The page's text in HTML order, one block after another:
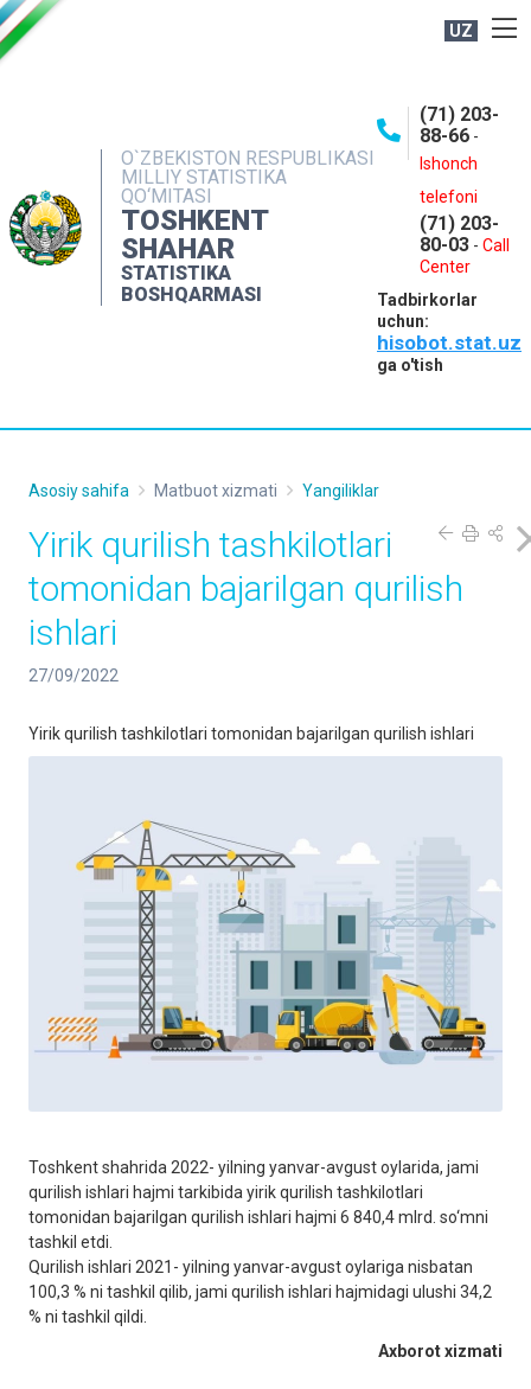
UZ
O`ZBEKISTON RESPUBLIKASI
MILLIY STATISTIKA
QO‘MITASI
TOSHKENT
SHAHAR
STATISTIKA
BOSHQARMASI
(71) 203-
88-66 -
Ishonch
telefoni
(71) 203-
80-03 - Call
Center
Tadbirkorlar
uchun:
hisobot.stat.uz
ga o'tish
NASHRLAR
INTERAKTIV XIZMATLAR
MATBUOT XIZMATI
MUROJAATLAR
Asosiy sahifa Matbuot xizmati Yangiliklar
Yirik qurilish tashkilotlari
tomonidan bajarilgan qurilish
ishlari
27/09/2022
Yirik qurilish tashkilotlari tomonidan bajarilgan qurilish ishlari
Toshkent shahrida 2022- yilning yanvar-avgust oylarida, jami
qurilish ishlari hajmi tarkibida yirik qurilish tashkilotlari
tomonidan bajarilgan qurilish ishlari hajmi 6 840,4 mlrd. so‘mni
tashkil etdi.
Qurilish ishlari 2021- yilning yanvar-avgust oylariga nisbatan
100,3 % ni tashkil qilib, jami qurilish ishlari hajmidagi ulushi 34,2
% ni tashkil qildi.
Axborot xizmati